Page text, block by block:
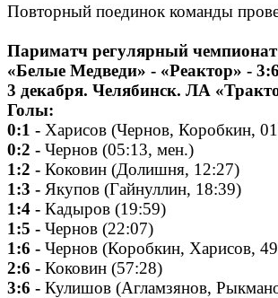
Повторный поединок команды
Париматч регулярный
«Белые Медведи» - «Реактор» -
3 декабря. Челябинск. ЛА
Голы:
0:1 - Харисов (Чернов, Коробкин,
0:2 - Чернов (05:13, мен.)
1:2 - Коковин (Долишня, 12:27)
1:3 - Якупов (Гайнуллин, 18:39)
1:4 - Кадыров (19:59)
1:5 - Чернов (22:07)
1:6 - Чернов (Коробкин, Харисов,
2:6 - Коковин (57:28)
3:6 - Кулишов (Агламзянов,